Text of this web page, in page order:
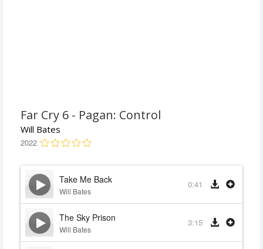
Far Cry 6 - Pagan: Control
Will Bates
2022
Take Me Back
Will Bates
0:41
The Sky Prison
Will Bates
3:15